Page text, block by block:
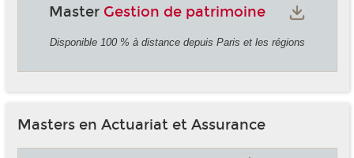
Master Gestion de patrimoine
Disponible 100 % à distance depuis Paris et les régions
Masters en Actuariat et Assurance